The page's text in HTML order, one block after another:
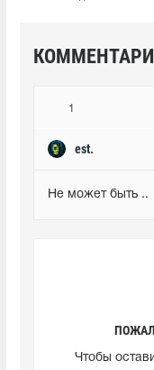
1
est.
Не может быть ..
Чтобы